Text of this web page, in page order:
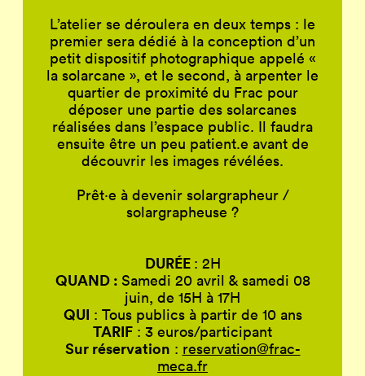
L’atelier se déroulera en deux temps : le
premier sera dédié à la conception d’un
petit dispositif photographique appelé «
la solarcane », et le second, à arpenter le
quartier de proximité du Frac pour
déposer une partie des solarcanes
réalisées dans l’espace public. Il faudra
ensuite être un peu patient.e avant de
découvrir les images révélées.
Prêt·e à devenir solargrapheur /
solargrapheuse ?
DURÉE : 2H
QUAND : Samedi 20 avril & samedi 08
juin, de 15H à 17H
QUI : Tous publics à partir de 10 ans
TARIF : 3 euros/participant
Sur réservation : reservation@frac-
meca.fr